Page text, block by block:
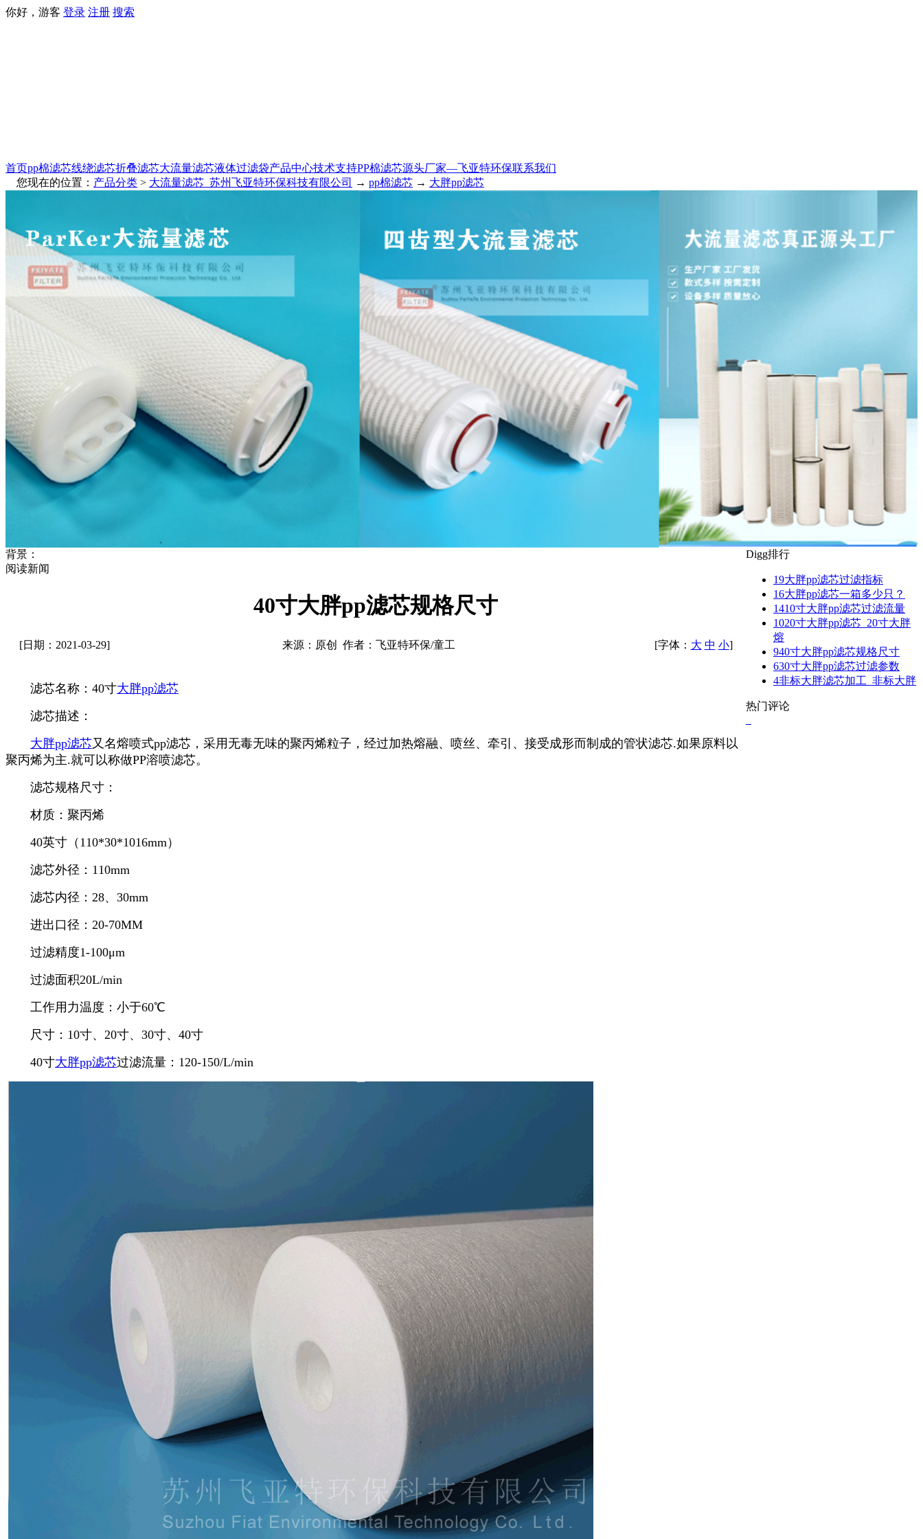
你好，游客 登录 注册 搜索
首页pp棉滤芯线绕滤芯折叠滤芯大流量滤芯液体过滤袋产品中心技术支持PP棉滤芯源头厂家—飞亚特环保联系我们
您现在的位置： 产品分类 > 大流量滤芯_苏州飞亚特环保科技有限公司 → pp棉滤芯 → 大胖pp滤芯
背景：
阅读新闻
40寸大胖pp滤芯规格尺寸
[日期：2021-03-29] 来源：原创 作者：飞亚特环保/童工 [字体： 大 中 小]
滤芯名称：40寸大胖pp滤芯
滤芯描述：
大胖pp滤芯又名熔喷式pp滤芯，采用无毒无味的聚丙烯粒子，经过加热熔融、喷丝、牵引、接受成形而制成的管状滤芯.如果原料以
聚丙烯为主.就可以称做PP溶喷滤芯。
滤芯规格尺寸：
材质：聚丙烯
40英寸（110*30*1016mm）
滤芯外径：110mm
滤芯内径：28、30mm
进出口径：20-70MM
过滤精度1-100μm
过滤面积20L/min
工作用力温度：小于60℃
尺寸：10寸、20寸、30寸、40寸
40寸大胖pp滤芯过滤流量：120-150/L/min
Digg排行
19大胖pp滤芯过滤指标
16大胖pp滤芯一箱多少只？
1410寸大胖pp滤芯过滤流量
1020寸大胖pp滤芯_20寸大胖
熔
940寸大胖pp滤芯规格尺寸
630寸大胖pp滤芯过滤参数
4非标大胖滤芯加工_非标大胖
热门评论